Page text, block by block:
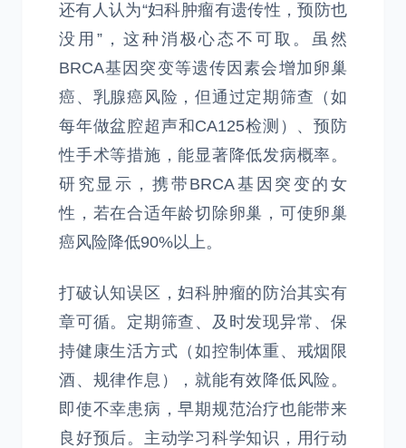
还有人认为“妇科肿瘤有遗传性，预防也
没用”，这种消极心态不可取。虽然
BRCA基因突变等遗传因素会增加卵巢
癌、乳腺癌风险，但通过定期筛查（如
每年做盆腔超声和CA125检测）、预防
性手术等措施，能显著降低发病概率。
研究显示，携带BRCA基因突变的女
性，若在合适年龄切除卵巢，可使卵巢
癌风险降低90%以上。
打破认知误区，妇科肿瘤的防治其实有
章可循。定期筛查、及时发现异常、保
持健康生活方式（如控制体重、戒烟限
酒、规律作息），就能有效降低风险。
即使不幸患病，早期规范治疗也能带来
良好预后。主动学习科学知识，用行动